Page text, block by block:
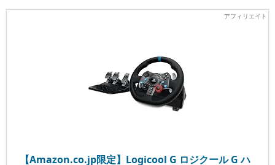
【Amazon.co.jp限定】Logicool G ロジクール G ハ